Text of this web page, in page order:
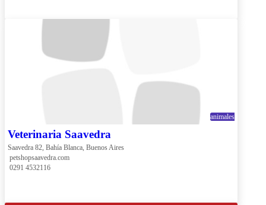
animales
Veterinaria Saavedra
Saavedra 82, Bahía Blanca, Buenos Aires
petshopsaavedra.com
0291 4532116